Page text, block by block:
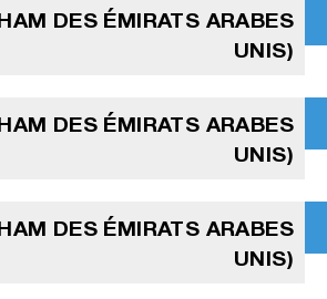
DES ÉMIRATS ARABES
UNIS)
DES ÉMIRATS ARABES
UNIS)
DES ÉMIRATS ARABES
UNIS)